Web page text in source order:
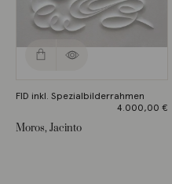
FID inkl. Spezialbilderrahmen
4.000,00 €
Moros, Jacinto